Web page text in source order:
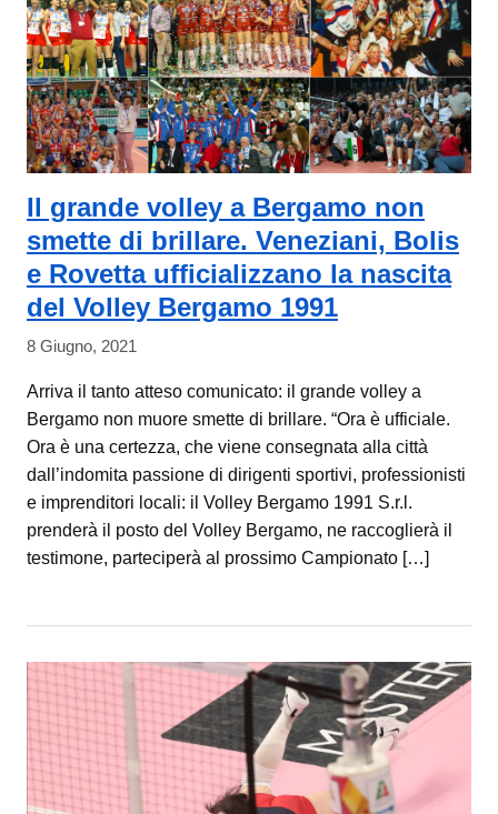
Il grande volley a Bergamo non
smette di brillare. Veneziani, Bolis
e Rovetta ufficializzano la nascita
del Volley Bergamo 1991
8 Giugno, 2021
Arriva il tanto atteso comunicato: il grande volley a
Bergamo non muore smette di brillare. “Ora è ufficiale.
Ora è una certezza, che viene consegnata alla città
dall’indomita passione di dirigenti sportivi, professionisti
e imprenditori locali: il Volley Bergamo 1991 S.r.l.
prenderà il posto del Volley Bergamo, ne raccoglierà il
testimone, parteciperà al prossimo Campionato […]